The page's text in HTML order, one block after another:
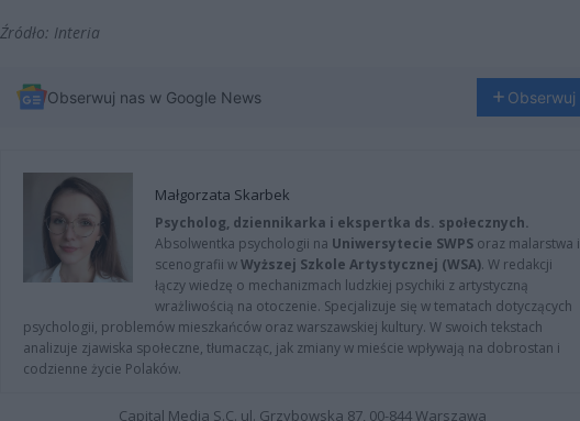
Źródło: Interia
Obserwuj nas w Google News Obserwuj
Małgorzata Skarbek
Psycholog, dziennikarka i ekspertka ds. społecznych.
Absolwentka psychologii na Uniwersytecie SWPS oraz malarstwa i
scenografii wWyższej Szkole Artystycznej (WSA). W redakcji
łączy wiedzę o mechanizmach ludzkiej psychiki z artystyczną
wrażliwością na otoczenie. Specjalizuje się w tematach dotyczących
psychologii, problemów mieszkańców oraz warszawskiej kultury. W swoich tekstach
analizuje zjawiska społeczne, tłumacząc, jak zmiany w mieście wpływają na dobrostan i
codzienne życie Polaków.
Capital Media S.C. ul. Grzybowska 87, 00-844 Warszawa